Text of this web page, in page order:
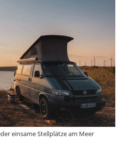
einsame Stellplätze am Meer